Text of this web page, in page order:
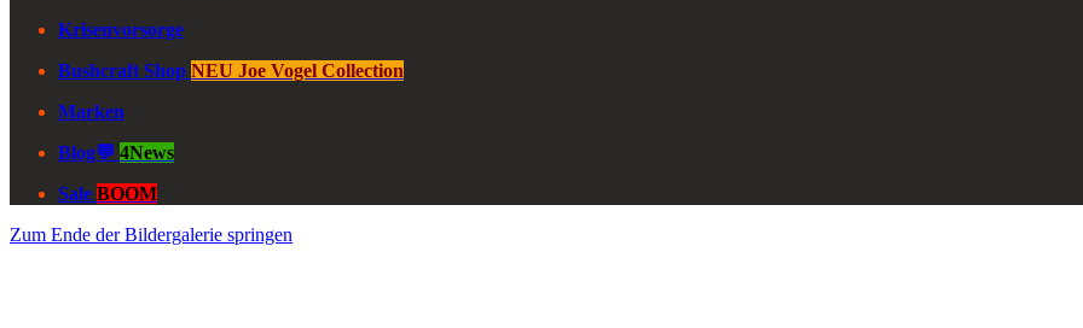
Krisenvorsorge
Bushcraft Shop NEU Joe Vogel Collection
Marken
Blog💬 4News
Sale BOOM
Zum Ende der Bildergalerie springen